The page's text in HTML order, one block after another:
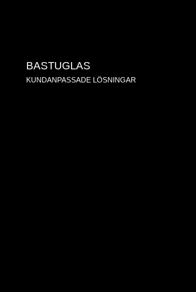
BASTUGLAS
KUNDANPASSADE LÖSNINGAR